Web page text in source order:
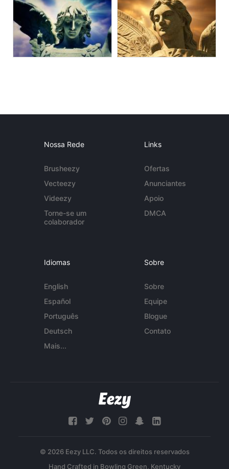
Nossa Rede
Brusheezy
Vecteezy
Videezy
Torne-se um
colaborador
Links
Ofertas
Anunciantes
Apoio
DMCA
Idiomas
English
Español
Português
Deutsch
Mais...
Sobre
Sobre
Equipe
Blogue
Contato
© 2026 Eezy LLC. Todos os direitos reservados